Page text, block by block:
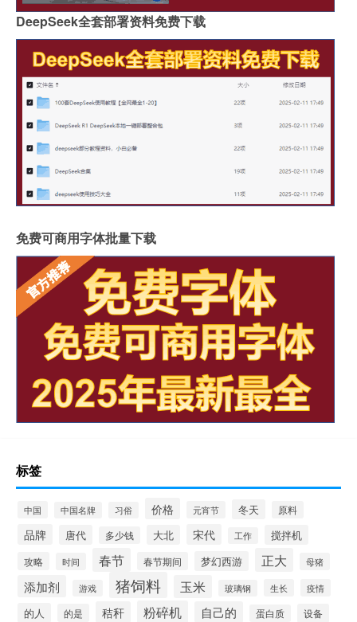
DeepSeek全套部署资料免费下载
免费可商用字体批量下载
标签
中国 中国名牌 习俗 价格 元宵节 冬天 原料
品牌 唐代 多少钱 大北 宋代 工作 搅拌机
攻略 时间 春节 春节期间 梦幻西游 正大 母猪
添加剂 游戏 猪饲料 玉米 玻璃钢 生长 疫情
的人 的是 秸秆 粉碎机 自己的 蛋白质 设备